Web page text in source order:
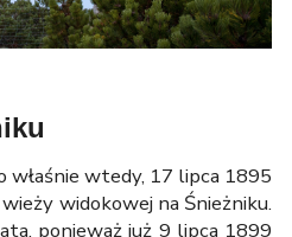
właśnie wtedy, 17 lipca 1895
widokowej na Śnieżniku.
ponieważ już 9 lipca 1899